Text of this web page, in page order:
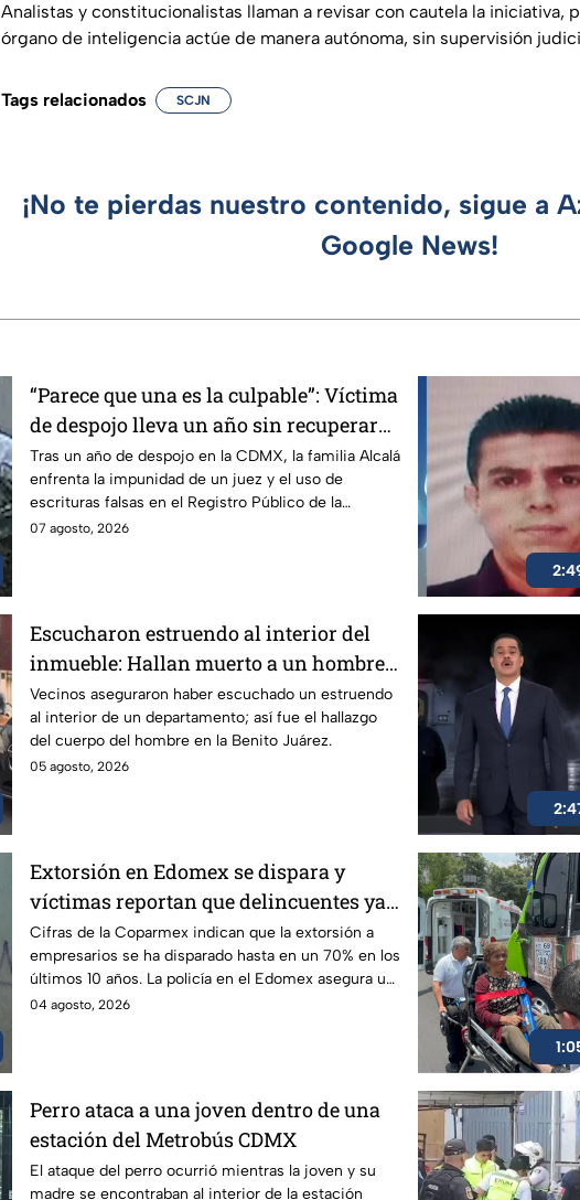
Analistas y constitucionalistas llaman a revisar con cautela la iniciativa,
órgano de inteligencia actúe de manera autónoma, sin supervisión
Tags relacionados SCJN
¡No te pierdas nuestro contenido, sigue a
Google News!
“Parece que una es la culpable”: Víctima
de despojo lleva un año sin recuperar
su casa ante la indiferencia de las
autoridades
Tras un año de despojo en la CDMX, la familia Alcalá
enfrenta la impunidad de un juez y el uso de
escrituras falsas en el Registro Público de la
Propiedad.
07 agosto, 2026
Escucharon estruendo al interior del
inmueble: Hallan muerto a un hombre
en departamento de San Simón, Benito
Juárez
Vecinos aseguraron haber escuchado un estruendo
al interior de un departamento; así fue el hallazgo
del cuerpo del hombre en la Benito Juárez.
05 agosto, 2026
Extorsión en Edomex se dispara y
víctimas reportan que delincuentes ya
se meten a los locales
Cifras de la Coparmex indican que la extorsión a
empresarios se ha disparado hasta en un 70% en los
últimos 10 años. La policía en el Edomex asegura un
avance contra grupos dedicados a este delito.
04 agosto, 2026
Perro ataca a una joven dentro de una
estación del Metrobús CDMX
El ataque del perro ocurrió mientras la joven y su
madre se encontraban al interior de la estación